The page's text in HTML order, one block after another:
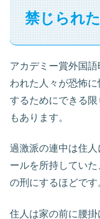
禁じられ
アカデミー賞外国
われた人々が恐怖
するためにできる限
もあります。
過激派の連中は住
ールを所持してい
の刑にするほどです
住人は家の前に腰